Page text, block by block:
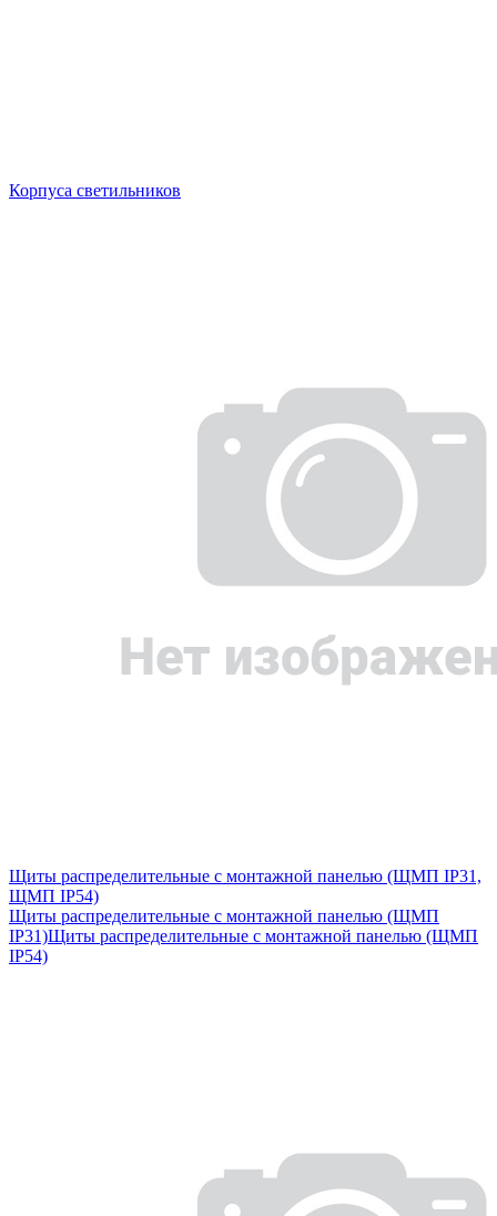
Корпуса светильников
Щиты распределительные с монтажной панелью (ЩМП IP31,
ЩМП IP54)
Щиты распределительные с монтажной панелью (ЩМП
IP31)Щиты распределительные с монтажной панелью (ЩМП
IP54)